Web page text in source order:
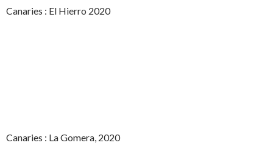
Canaries : El Hierro 2020
Canaries : La Gomera, 2020